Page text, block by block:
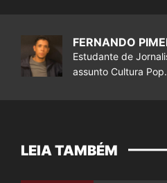
FERNANDO
Estudante de
assunto Cultura
LEIA TAMBÉM